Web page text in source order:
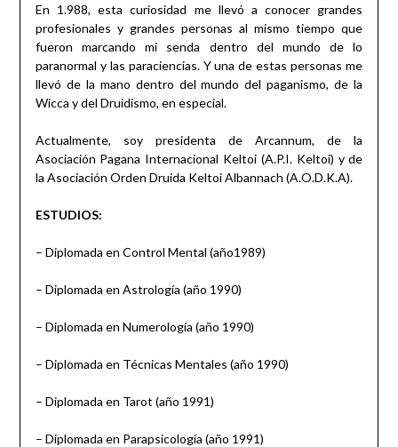
En 1.988, esta curiosidad me llevó a conocer grandes
profesionales y grandes personas al mismo tiempo que
fueron marcando mi senda dentro del mundo de lo
paranormal y las paraciencias. Y una de estas personas me
llevó de la mano dentro del mundo del paganismo, de la
Wicca y del Druidismo, en especial.
Actualmente, soy presidenta de Arcannum, de la
Asociación Pagana Internacional Keltoi (A.P.I. Keltoi) y de
la Asociación Orden Druida Keltoi Albannach (A.O.D.K.A).
ESTUDIOS:
– Diplomada en Control Mental (año1989)
– Diplomada en Astrología (año 1990)
– Diplomada en Numerología (año 1990)
– Diplomada en Técnicas Mentales (año 1990)
– Diplomada en Tarot (año 1991)
– Diplomada en Parapsicología (año 1991)